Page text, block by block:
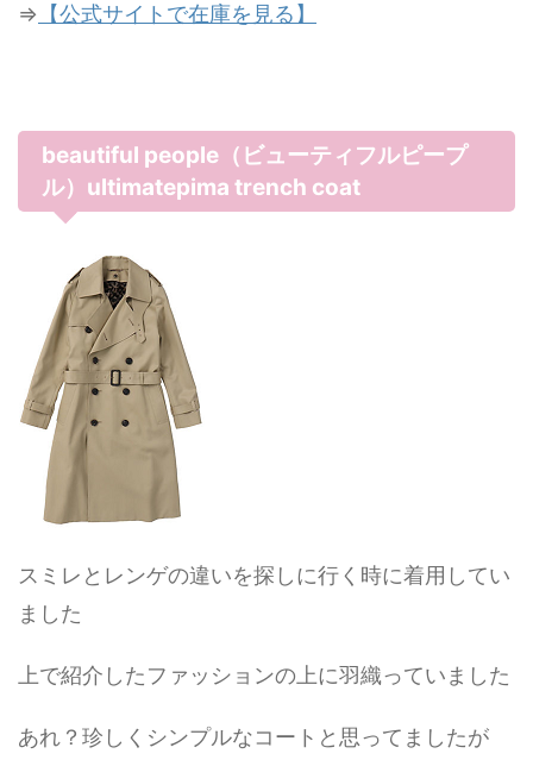
⇒ 【公式サイトで在庫を見る】
beautiful people（ビューティフルピープ
ル）ultimatepima trench coat
スミレとレンゲの違いを探しに行く時に着用してい
ました
上で紹介したファッションの上に羽織っていました
あれ？珍しくシンプルなコートと思ってましたが